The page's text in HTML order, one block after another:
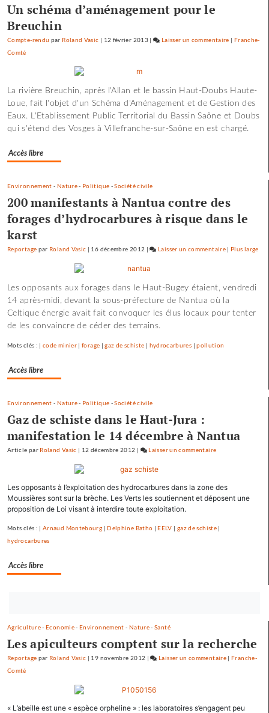
Un schéma d’aménagement pour le
Breuchin
Compte-rendu par Roland Vasic | 12 février 2013| Laisser un commentaire on
les
scories
de
la
| Franche-
Comté
La rivière Breuchin, après l'Allan et le bassin Haut-Doubs Haute-
Loue, fait l'objet d'un Schéma d'Aménagement et de Gestion des
Eaux. L'Etablissement Public Territorial du Bassin Saône et Doubs
qui s'étend des Vosges à Villefranche-sur-Saône en est chargé.
Accès libre
Environnement - Nature- Politique -Société civile
200 manifestants à Nantua contre des
forages d’hydrocarbures à risque dans le
karst
Reportage par Roland Vasic 16 décembre 2012 | Laisser un commentaire on
et
les
scories
Plus large
Les opposants aux forages dans le Haut-Bugey étaient, vendredi
14 après-midi, devant la sous-préfecture de Nantua où la
Celtique énergie avait fait convoquer les élus locaux pour tenter
de les convaincre de céder des terrains.
Mots clés : |code minier |forage |gaz de schiste | hydrocarbures |pollution
Accès libre
Environnement - Nature- Politique -Société civile
Gaz de schiste dans le Haut-Jura :
manifestation le 14 décembre à Nantua
Article par Roland Vasic | 12 décembre 2012 | Laisser un commentaire
et
les
de
Les opposants à l’exploitation des hydrocarbures dans la zone des
Moussières sont sur la brèche. Les Verts les soutiennent et déposent une
proposition de Loi visant à interdire toute exploitation.
Mots clés : |Arnaud Montebourg |Delphine Batho |EELV | gaz de schiste |
hydrocarbures
Accès libre
vous
maintenant
Agriculture-Economie-Environnement - Nature-Santé
Les apiculteurs comptent sur la recherche
Reportage par Roland Vasic | 19 novembre 2012 | Laisser un commentaire on
les
|Franche-
Comté
« L’abeille est une « espèce orpheline » : les laboratoires s’engagent peu